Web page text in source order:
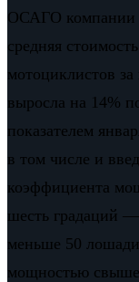
ОСАГО компании
средняя
мотоциклистов за
выросла на 14%
показателем
в том числе и
коэффициента
шесть градаций
меньше 50
мощностью